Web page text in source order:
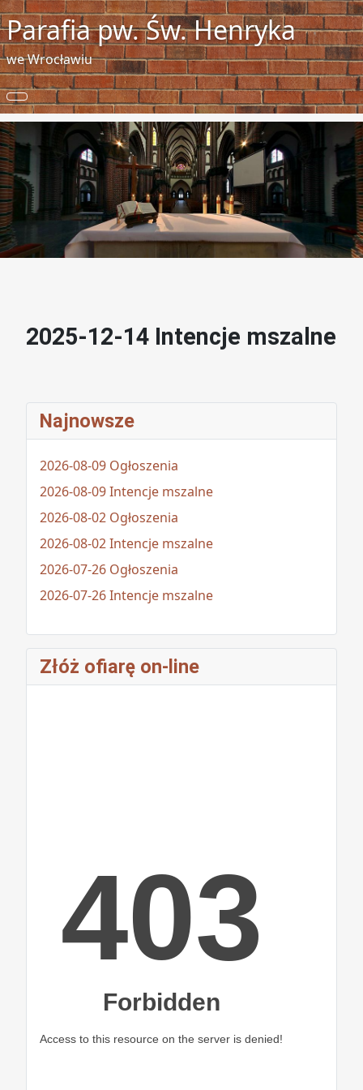
Parafia pw. Św. Henryka
we Wrocławiu
Najnowsze
2026-08-09 Ogłoszenia
2026-08-09 Intencje mszalne
2026-08-02 Ogłoszenia
2026-08-02 Intencje mszalne
2026-07-26 Ogłoszenia
2026-07-26 Intencje mszalne
Złóż ofiarę on-line
2025-12-14 Intencje mszalne